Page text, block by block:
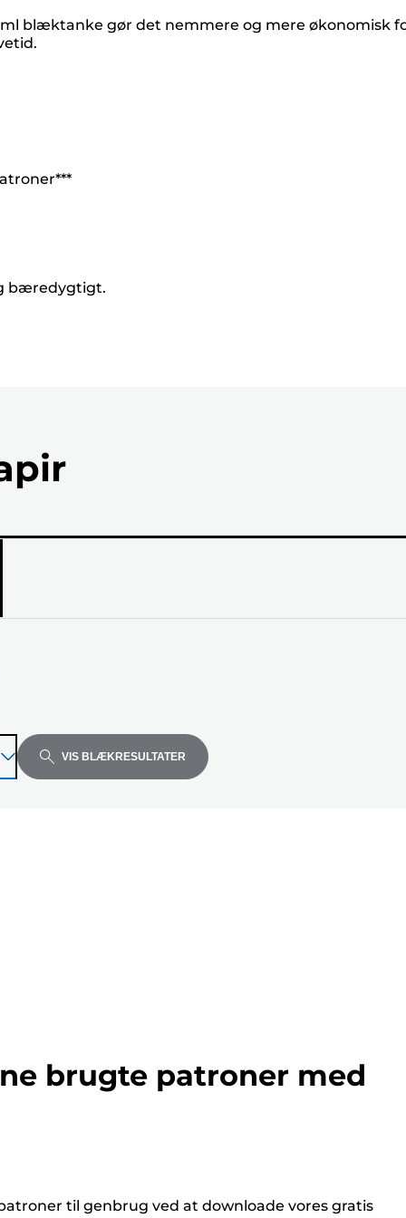
blæktanke gør det nemmere og mere økonomisk
bæredygtigt.
VIS BLÆKRESULTATER
brugte patroner med
til genbrug ved at downloade vores gratis